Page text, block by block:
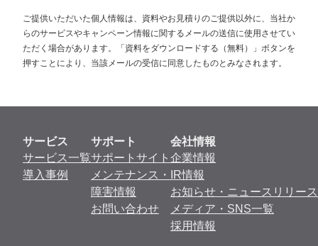
ご提供いただいた個人情報は、資料やお見積りのご提供以外に、当社か
らのサービスやキャンペーン情報に関するメールの送信に使用させてい
ただく場合があります。「資料をダウンロードする（無料）」ボタンを
押すことにより、当該メールの受信に同意したものとみなされます。
サービス
サービス一覧
導入事例
サポート
サポートサイト
メンテナンス・
障害情報
お問い合わせ
会社情報
企業情報
IR情報
お知らせ・ニュースリリース
メディア・SNS一覧
採用情報